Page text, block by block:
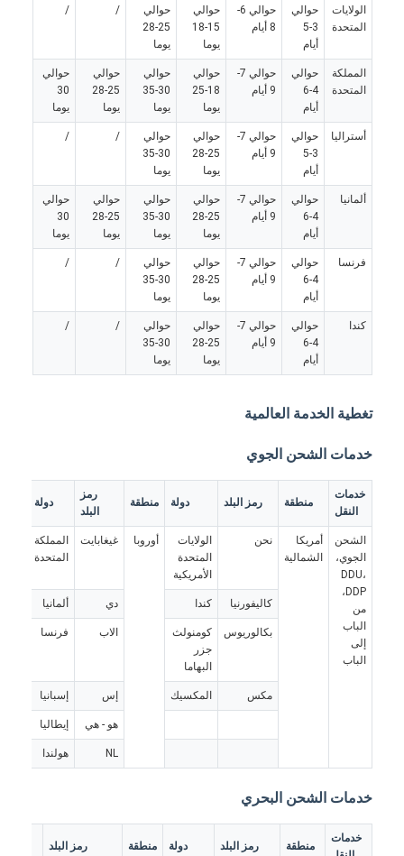
المنتجات
حول بنا
الولايات
المتحدة
حوالي
3-5
أيام
حوالي 6-
8 أيام
حوالي
15-18
يوما
حوالي
25-28
يوما
/
/
المملكة
المتحدة
حوالي
4-6
أيام
حوالي 7-
9 أيام
حوالي
18-25
يوما
حوالي
30-35
يوما
حوالي
25-28
يوما
حوالي
30
يوما
أستراليا
حوالي
3-5
أيام
حوالي 7-
9 أيام
حوالي
25-28
يوما
حوالي
30-35
يوما
/
/
ألمانيا
حوالي
4-6
أيام
حوالي 7-
9 أيام
حوالي
25-28
يوما
حوالي
30-35
يوما
حوالي
25-28
يوما
حوالي
30
يوما
فرنسا
حوالي
4-6
أيام
حوالي 7-
9 أيام
حوالي
25-28
يوما
حوالي
30-35
يوما
/
/
كندا
حوالي
4-6
أيام
حوالي 7-
9 أيام
حوالي
25-28
يوما
حوالي
30-35
يوما
/
/
تغطية الخدمة العالمية
خدمات الشحن الجوي
خدمات
النقل
منطقة رمز البلد دولة منطقة
رمز
البلد
دولة
الشحن
الجوي،
DDU،
DDP،
من
الباب
إلى
الباب
أمريكا
الشمالية
نحن
الولايات
المتحدة
الأمريكية
أوروبا غيغابايت
المملكة
المتحدة
كاليفورنيا كندا دي ألمانيا
بكالوريوس
كومنولث
جزر
البهاما
الاب فرنسا
مكس المكسيك إس إسبانيا
هو - هي إيطاليا
NL هولندا
خدمات الشحن البحري
خدمات
منطقة رمز البلد دولة منطقة رمز البلد